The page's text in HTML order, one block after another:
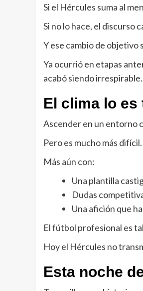
Si el Hércules suma al
Si no lo hace, el discurso
Y ese cambio de objetivo
Ya ocurrió en etapas
acabó siendo irrespirable.
El clima lo es
Ascender en un entorno
Pero es mucho más difícil.
Más aún con:
Una plantilla
Dudas
Una afición que
El fútbol profesional es
Hoy el Hércules no
Esta noche